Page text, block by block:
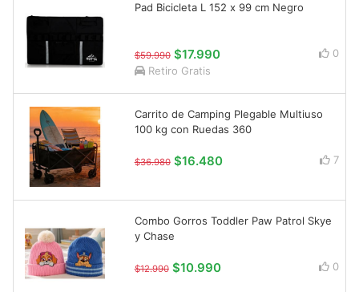
Pad Bicicleta L 152 x 99 cm Negro
$59.990 $17.990
0
Retiro Gratis
Carrito de Camping Plegable Multiuso
100 kg con Ruedas 360
$36.980 $16.480 7
Combo Gorros Toddler Paw Patrol Skye
y Chase
$12.990 $10.990 0